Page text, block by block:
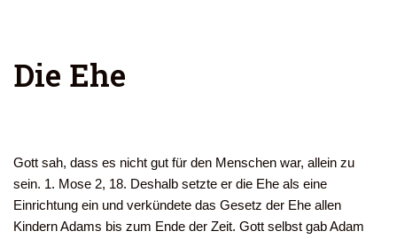
Die Ehe
Gott sah, dass es nicht gut für den Menschen war, allein zu
sein. 1. Mose 2, 18. Deshalb setzte er die Ehe als eine
Einrichtung ein und verkündete das Gesetz der Ehe allen
Kindern Adams bis zum Ende der Zeit. Gott selbst gab Adam